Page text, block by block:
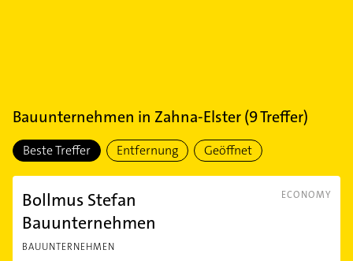
Bauunternehmen in Zahna-Elster(9Treffer)
Beste Treffer Entfernung Geöffnet
ECONOMY
Bollmus Stefan
Bauunternehmen
BAUUNTERNEHMEN